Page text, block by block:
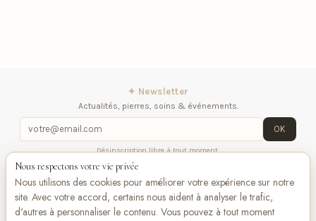
✦ Newsletter
Actualités, pierres, soins & événements.
OK
Désinscription libre à tout moment.
iqitlinksmanager module
nous
Nous respectons votre vie privée
Nous utilisons des cookies pour améliorer votre expérience sur notre
site. Avec votre accord, certains nous aident à analyser le trafic,
d'autres à personnaliser le contenu. Vous pouvez à tout moment